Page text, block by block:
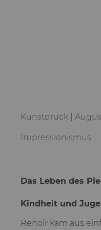
Kunstdruck |
Impressionismus
Das Leben des
Kindheit und
Renoir kam aus